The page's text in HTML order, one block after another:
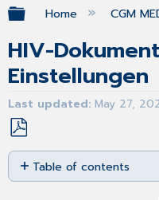
Expand/
Home CGM
HIV-
Einstellungen
Last updated May 27,
Save
as
PDF
Table of contents